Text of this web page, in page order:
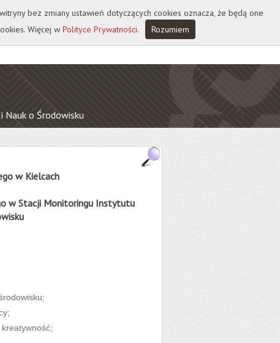
Nauk o Środowisku
w Kielcach
w Stacji Monitoringu Instytutu
bez zmiany ustawień dotyczących cookies oznacza, że będą one
Więcej w Polityce Prywatności. Rozumiem